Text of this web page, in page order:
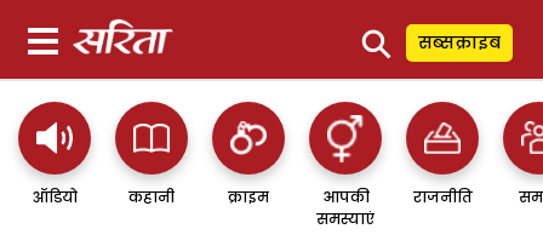
⚲ सब्सक्राइब
ऑडियो कहानी क्राइम
आपकी
समस्याएं
राजनीति